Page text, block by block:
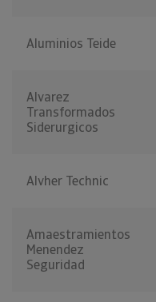
Aluminios Teide
Alvarez
Transformados
Siderurgicos
Alvher Technic
Amaestramientos
Menendez
Seguridad